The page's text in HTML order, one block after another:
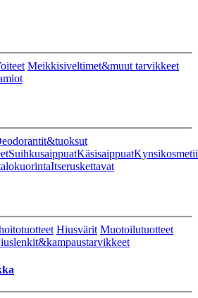
Meikkisiveltimet&muut tarvikkeet
SuihkusaippuatKäsisaippuat
Itseruskettavat
Hiusvärit Muotoilutuotteet